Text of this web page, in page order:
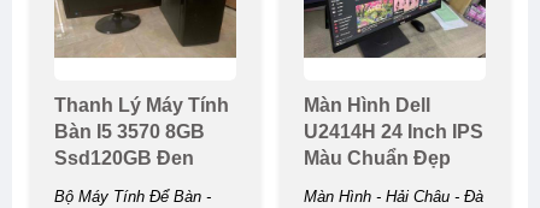
Thanh Lý Máy Tính
Bàn I5 3570 8GB
Ssd120GB Đen
Bộ Máy Tính Để Bàn -
Màn Hình Dell
U2414H 24 Inch IPS
Màu Chuẩn Đẹp
Màn Hình - Hải Châu - Đà